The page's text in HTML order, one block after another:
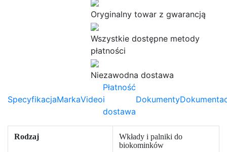
Oryginalny towar z gwarancją
Wszystkie dostępne metody
płatności
Niezawodna dostawa
SpecyfikacjaMarkaVideo
Płatność
i
dostawa
Dokumenty
Rodzaj
Wkłady i palniki do
biokominków